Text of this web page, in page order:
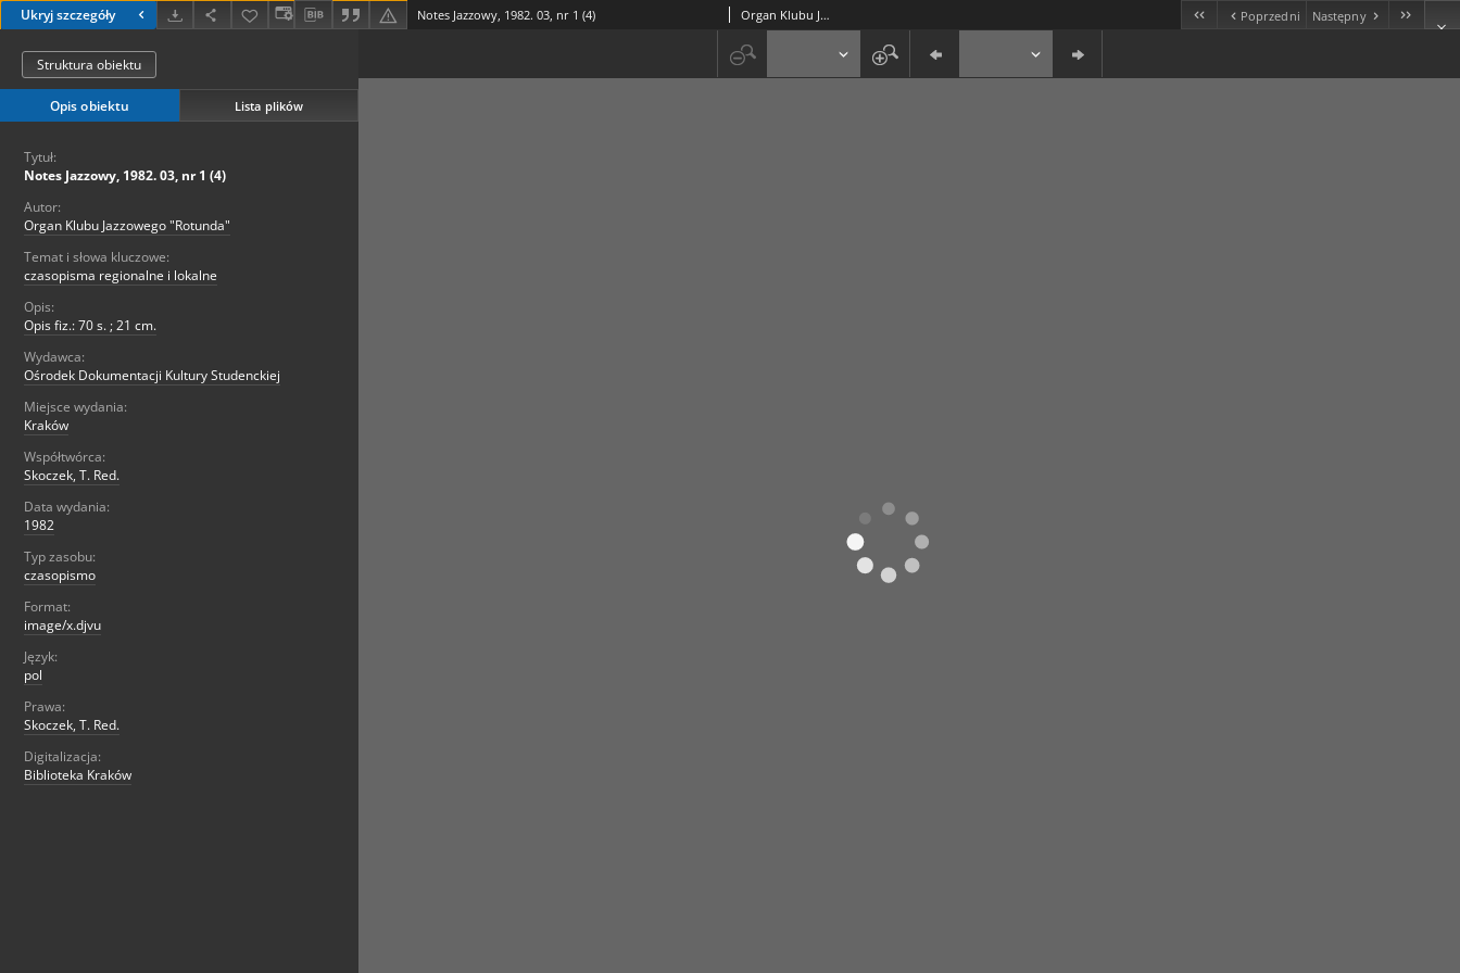
Ukryj szczegóły Notes Jazzowy, 1982. 03, nr 1 (4) Organ Klubu Jazzowego "Rotunda" Poprzedni Następny
Struktura obiektu
Opis obiektu Lista plików
Tytuł:
Notes Jazzowy, 1982. 03, nr 1 (4)
Autor:
Organ Klubu Jazzowego "Rotunda"
Temat i słowa kluczowe:
czasopisma regionalne i lokalne
Opis:
Opis fiz.: 70 s. ; 21 cm.
Wydawca:
Ośrodek Dokumentacji Kultury Studenckiej
Miejsce wydania:
Kraków
Współtwórca:
Skoczek, T. Red.
Data wydania:
1982
Typ zasobu:
czasopismo
Format:
image/x.djvu
Język:
pol
Prawa:
Skoczek, T. Red.
Digitalizacja:
Biblioteka Kraków